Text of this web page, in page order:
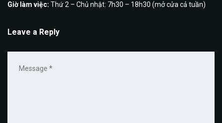
Giờ làm việc: Thứ 2 – Chủ nhật: 7h30 – 18h30 (mở cửa cả tuần)
Leave a Reply